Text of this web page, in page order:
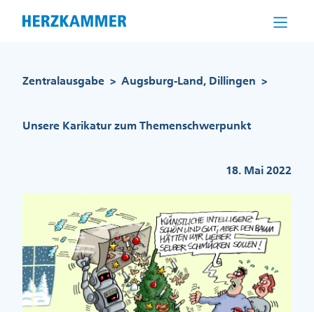
Zentralausgabe > Augsburg-Land, Dillingen >
Unsere Karikatur zum Themenschwerpunkt
18. Mai 2022